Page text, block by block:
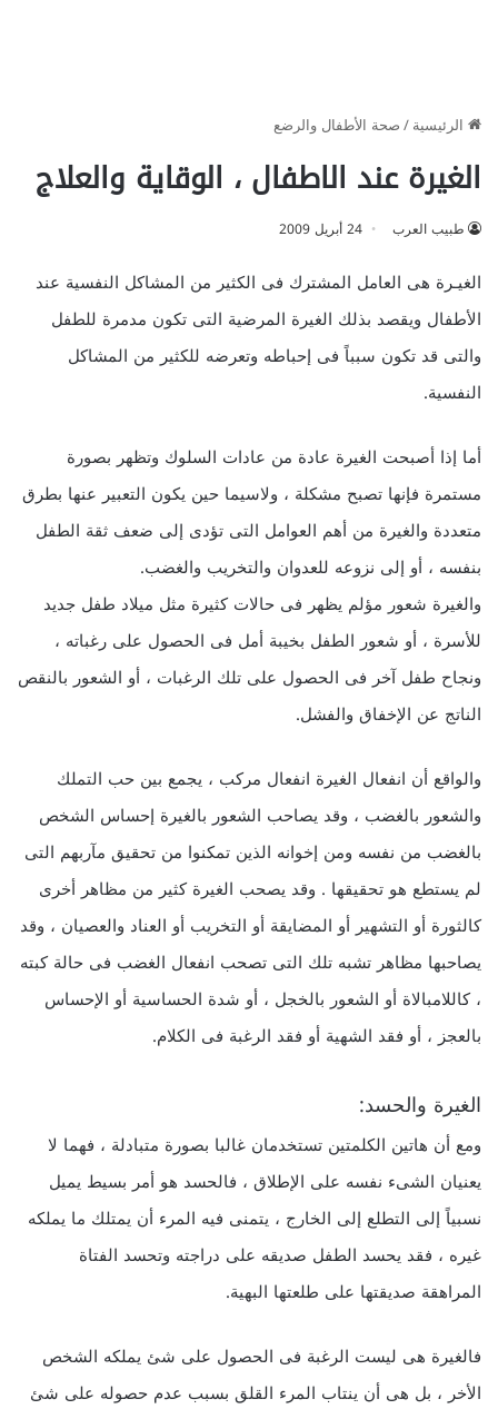
الرئيسية/صحة الأطفال والرضع
الغيرة عند الاطفال ، الوقاية والعلاج
طبيب العرب 24 أبريل 2009
الغيـرة هى العامل المشترك فى الكثير من المشاكل النفسية عند
الأطفال ويقصد بذلك الغيرة المرضية التى تكون مدمرة للطفل
والتى قد تكون سبباً فى إحباطه وتعرضه للكثير من المشاكل
النفسية.
أما إذا أصبحت الغيرة عادة من عادات السلوك وتظهر بصورة
مستمرة فإنها تصبح مشكلة ، ولاسيما حين يكون التعبير عنها بطرق
متعددة والغيرة من أهم العوامل التى تؤدى إلى ضعف ثقة الطفل
بنفسه ، أو إلى نزوعه للعدوان والتخريب والغضب.
والغيرة شعور مؤلم يظهر فى حالات كثيرة مثل ميلاد طفل جديد
للأسرة ، أو شعور الطفل بخيبة أمل فى الحصول على رغباته ،
ونجاح طفل آخر فى الحصول على تلك الرغبات ، أو الشعور بالنقص
الناتج عن الإخفاق والفشل.
والواقع أن انفعال الغيرة انفعال مركب ، يجمع بين حب التملك
والشعور بالغضب ، وقد يصاحب الشعور بالغيرة إحساس الشخص
بالغضب من نفسه ومن إخوانه الذين تمكنوا من تحقيق مآربهم التى
لم يستطع هو تحقيقها . وقد يصحب الغيرة كثير من مظاهر أخرى
كالثورة أو التشهير أو المضايقة أو التخريب أو العناد والعصيان ، وقد
يصاحبها مظاهر تشبه تلك التى تصحب انفعال الغضب فى حالة كبته
، كاللامبالاة أو الشعور بالخجل ، أو شدة الحساسية أو الإحساس
بالعجز ، أو فقد الشهية أو فقد الرغبة فى الكلام.
الغيرة والحسد:
ومع أن هاتين الكلمتين تستخدمان غالبا بصورة متبادلة ، فهما لا
يعنيان الشىء نفسه على الإطلاق ، فالحسد هو أمر بسيط يميل
نسبياً إلى التطلع إلى الخارج ، يتمنى فيه المرء أن يمتلك ما يملكه
غيره ، فقد يحسد الطفل صديقه على دراجته وتحسد الفتاة
المراهقة صديقتها على طلعتها البهية.
فالغيرة هى ليست الرغبة فى الحصول على شئ يملكه الشخص
الأخر ، بل هى أن ينتاب المرء القلق بسبب عدم حصوله على شئ